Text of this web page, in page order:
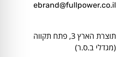
ebrand@fullpower.co.il
תוצרת הארץ 3, פתח תקווה
(מגדלי ב.ס.ר)